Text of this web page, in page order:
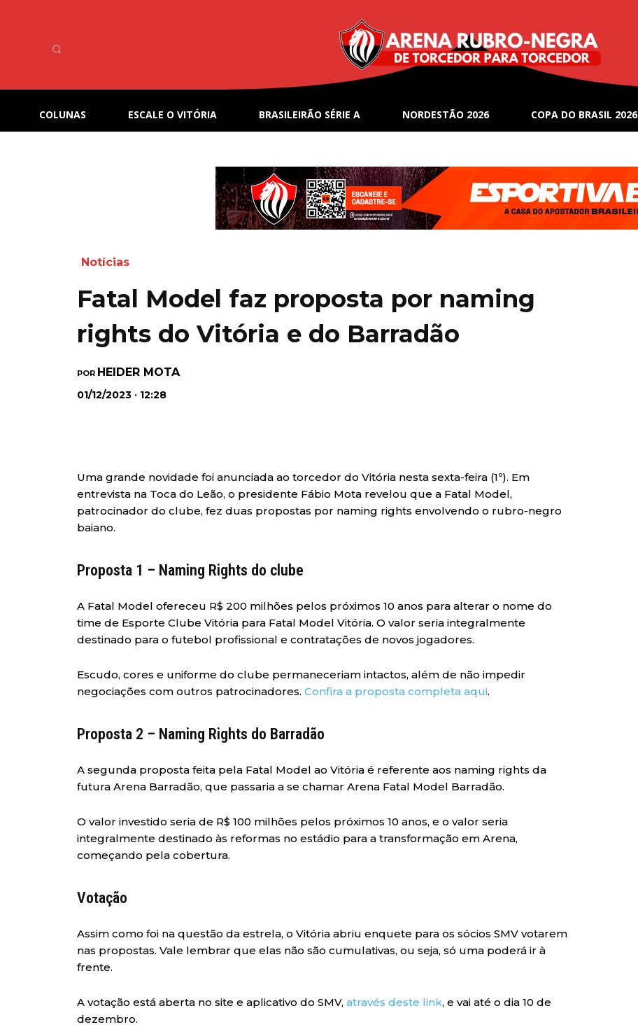
COLUNAS ESCALE O VITÓRIA BRASILEIRÃO SÉRIE A NORDESTÃO 2026 COPA DO BRASIL 2026
Notícias
Fatal Model faz proposta por naming
rights do Vitória e do Barradão
POR HEIDER MOTA
01/12/2023 · 12:28
Uma grande novidade foi anunciada ao torcedor do Vitória nesta sexta-feira (1º). Em
entrevista na Toca do Leão, o presidente Fábio Mota revelou que a Fatal Model,
patrocinador do clube, fez duas propostas por naming rights envolvendo o rubro-negro
baiano.
Proposta 1 – Naming Rights do clube
A Fatal Model ofereceu R$ 200 milhões pelos próximos 10 anos para alterar o nome do
time de Esporte Clube Vitória para Fatal Model Vitória. O valor seria integralmente
destinado para o futebol profissional e contratações de novos jogadores.
Escudo, cores e uniforme do clube permaneceriam intactos, além de não impedir
negociações com outros patrocinadores. Confira a proposta completa aqui.
Proposta 2 – Naming Rights do Barradão
A segunda proposta feita pela Fatal Model ao Vitória é referente aos naming rights da
futura Arena Barradão, que passaria a se chamar Arena Fatal Model Barradão.
O valor investido seria de R$ 100 milhões pelos próximos 10 anos, e o valor seria
integralmente destinado às reformas no estádio para a transformação em Arena,
começando pela cobertura.
Votação
Assim como foi na questão da estrela, o Vitória abriu enquete para os sócios SMV votarem
nas propostas. Vale lembrar que elas não são cumulativas, ou seja, só uma poderá ir à
frente.
A votação está aberta no site e aplicativo do SMV, através deste link, e vai até o dia 10 de
dezembro.